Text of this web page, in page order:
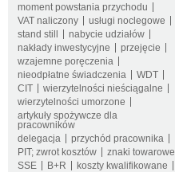
moment powstania przychodu
VAT naliczony
usługi noclegowe
stand still
nabycie udziałów
nakłady inwestycyjne
przejęcie
wzajemne poręczenia
nieodpłatne świadczenia
WDT
CIT
wierzytelności nieściągalne
wierzytelności umorzone
artykuły spożywcze dla
pracowników
delegacja
przychód pracownika
PIT; zwrot kosztów
znaki towarowe
SSE
B+R
koszty kwalifikowane